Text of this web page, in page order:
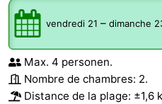
vendredi 21 – dimanche
Max. 4 personen.
Nombre de chambres: 2.
Distance de la plage: ±1,6